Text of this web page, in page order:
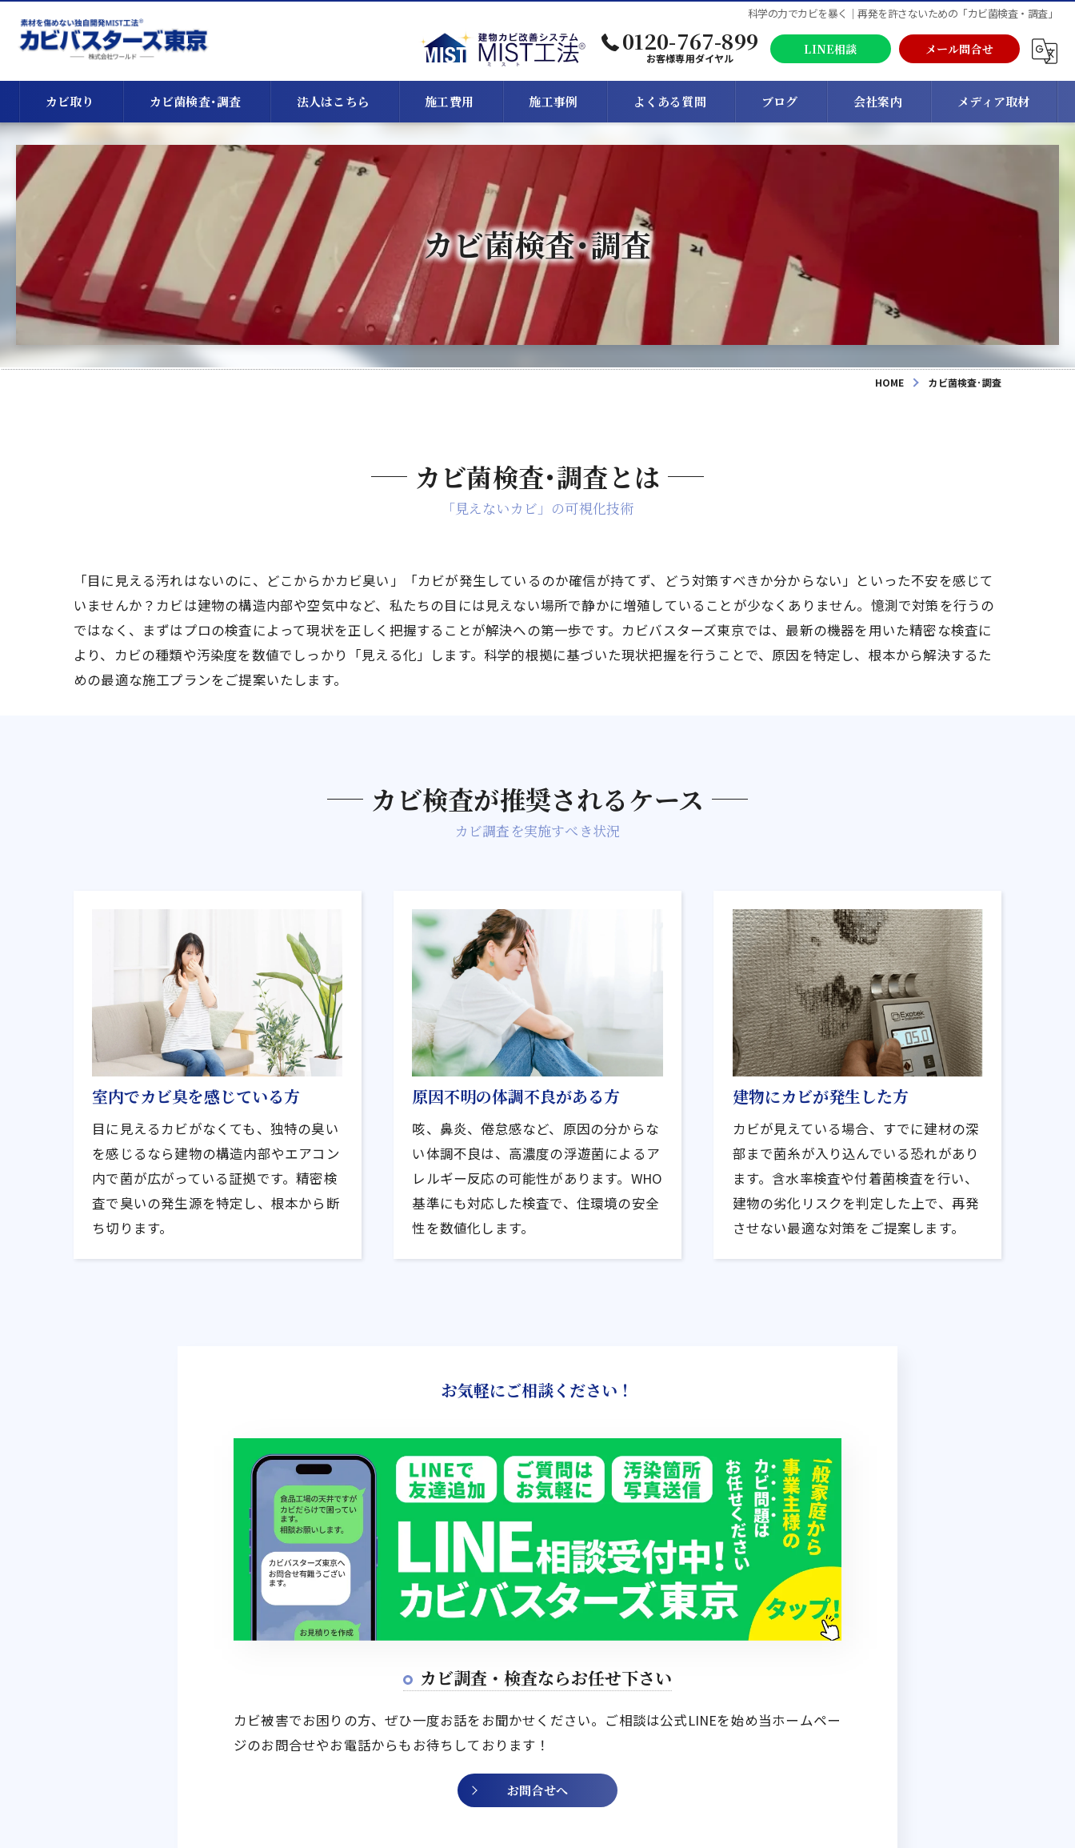
科学の力でカビを暴く｜再発を許さないための「カビ菌検査・調査」
0120-767-899
お客様専用ダイヤル
LINE相談 メール問合せ
カビ取り
天井のカビ取り
床下のカビ取り
漏水・浸水時のカビ
カビ菌検査･調査 法人はこちら 施工費用 施工事例 よくある質問 ブログ 会社案内 メディア取材
カビ菌検査･調査
HOME カビ菌検査･調査
カビ菌検査･調査とは
「見えないカビ」の可視化技術
「目に見える汚れはないのに、どこからかカビ臭い」「カビが発生しているのか確信が持てず、どう対策すべきか分からない」といった不安を感じて
いませんか？カビは建物の構造内部や空気中など、私たちの目には見えない場所で静かに増殖していることが少なくありません。憶測で対策を行うの
ではなく、まずはプロの検査によって現状を正しく把握することが解決への第一歩です。カビバスターズ東京では、最新の機器を用いた精密な検査に
より、カビの種類や汚染度を数値でしっかり「見える化」します。科学的根拠に基づいた現状把握を行うことで、原因を特定し、根本から解決するた
めの最適な施工プランをご提案いたします。
カビ検査が推奨されるケース
カビ調査を実施すべき状況
室内でカビ臭を感じている方
目に見えるカビがなくても、独特の臭い
を感じるなら建物の構造内部やエアコン
内で菌が広がっている証拠です。精密検
査で臭いの発生源を特定し、根本から断
ち切ります。
原因不明の体調不良がある方
咳、鼻炎、倦怠感など、原因の分からな
い体調不良は、高濃度の浮遊菌によるア
レルギー反応の可能性があります。WHO
基準にも対応した検査で、住環境の安全
性を数値化します。
建物にカビが発生した方
カビが見えている場合、すでに建材の深
部まで菌糸が入り込んでいる恐れがあり
ます。含水率検査や付着菌検査を行い、
建物の劣化リスクを判定した上で、再発
させない最適な対策をご提案します。
お気軽にご相談ください！
カビ調査・検査ならお任せ下さい
カビ被害でお困りの方、ぜひ一度お話をお聞かせください。ご相談は公式LINEを始め当ホームペー
ジのお問合せやお電話からもお待ちしております！
お問合せへ